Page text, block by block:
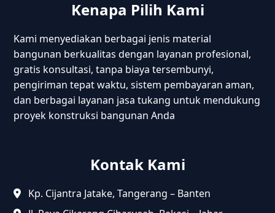
Kenapa Pilih Kami
Kami menyediakan berbagai jenis material
bangunan berkualitas dengan layanan profesional,
gratis konsultasi, tanpa biaya tersembunyi,
pengiriman tepat waktu, sistem pembayaran aman,
dan berbagai layanan jasa tukang untuk mendukung
proyek konstruksi bangunan Anda
Kontak Kami
Kp. Cijantra Jatake, Tangerang – Banten